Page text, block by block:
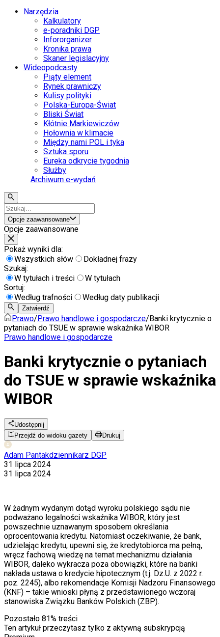
Narzędzia
Kalkulatory
e-poradniki DGP
Infororganizer
Kronika prawa
Skaner legislacyjny
Wideopodcasty
Piąty element
Rynek prawniczy
Kulisy polityki
Polska-Europa-Świat
Bliski Świat
Kłótnie Markiewiczów
Hołownia w klimacie
Między nami POL i tyka
Sztuka sporu
Eureka odkrycie tygodnia
Służby
Archiwum e-wydań
Opcje zaawansowane
Opcje zaawansowane
Pokaż wyniki dla:
Wszystkich słów
Dokładnej frazy
Szukaj:
W tytułach i treści
W tytułach
Sortuj:
Według trafności
Według daty publikacji
Zatwierdź
Prawo/Prawo handlowe i gospodarcze/Banki krytycznie o
pytaniach do TSUE w sprawie wskaźnika WIBOR
Prawo handlowe i gospodarcze
Banki krytycznie o pytaniach
do TSUE w sprawie wskaźnika
WIBOR
Udostępnij
Przejdź do widoku gazety
Drukuj
Adam Pantakdziennikarz DGP
31 lipca 2024
31 lipca 2024
W żadnym wydanym dotąd wyroku polskiego sądu nie
podważano legalności wskaźnika WIBOR, który jest
powszechnie uznawanym sposobem określania
oprocentowania kredytu. Natomiast oczekiwanie, że bank,
udzielając kredytu, upewni się, że kredytobiorca ma pełną,
wręcz fachową wiedzę na temat mechanizmu działania
WIBOR, daleko wykracza poza obowiązki, które na banki
nakłada ustawa o kredycie hipotecznym (t.j. Dz.U. z 2022 r.
poz. 2245), albo rekomendacje Komisji Nadzoru Finansowego
(KNF) – takie wnioski płyną z przedstawionego wczoraj
stanowiska Związku Banków Polskich (ZBP).
Pozostało 81% treści
Ten artykuł przeczytasz tylko z aktywną subskrypcją